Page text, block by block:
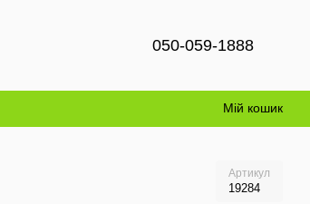
050-059-1888
Мій кошик
Артикул
19284